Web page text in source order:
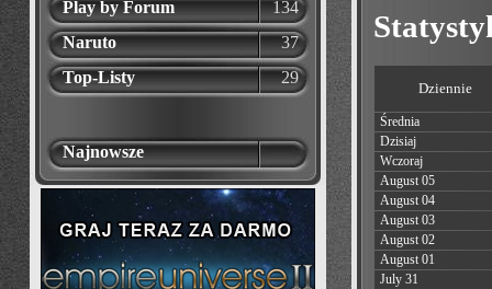
Play by Forum
134
Naruto
37
Top-Listy
29
Najnowsze
Dziennie
Średnia
Dzisiaj
Wczoraj
August 05
August 04
August 03
August 02
August 01
July 31